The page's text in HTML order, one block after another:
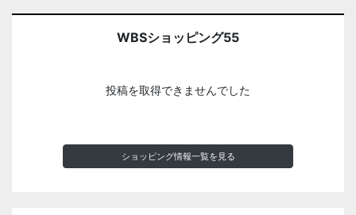
WBSショッピング55
投稿を取得できませんでした
ショッピング情報一覧を見る